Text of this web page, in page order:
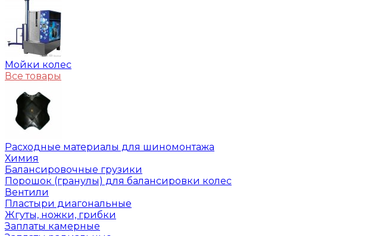
Мойки колес
Все товары
Расходные материалы для шиномонтажа
Химия
Балансировочные грузики
Порошок (гранулы) для балансировки колес
Вентили
Пластыри диагональные
Жгуты, ножки, грибки
Заплаты камерные